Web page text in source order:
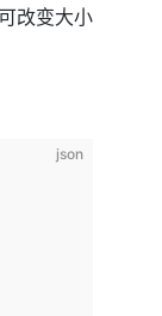
改变大小
json